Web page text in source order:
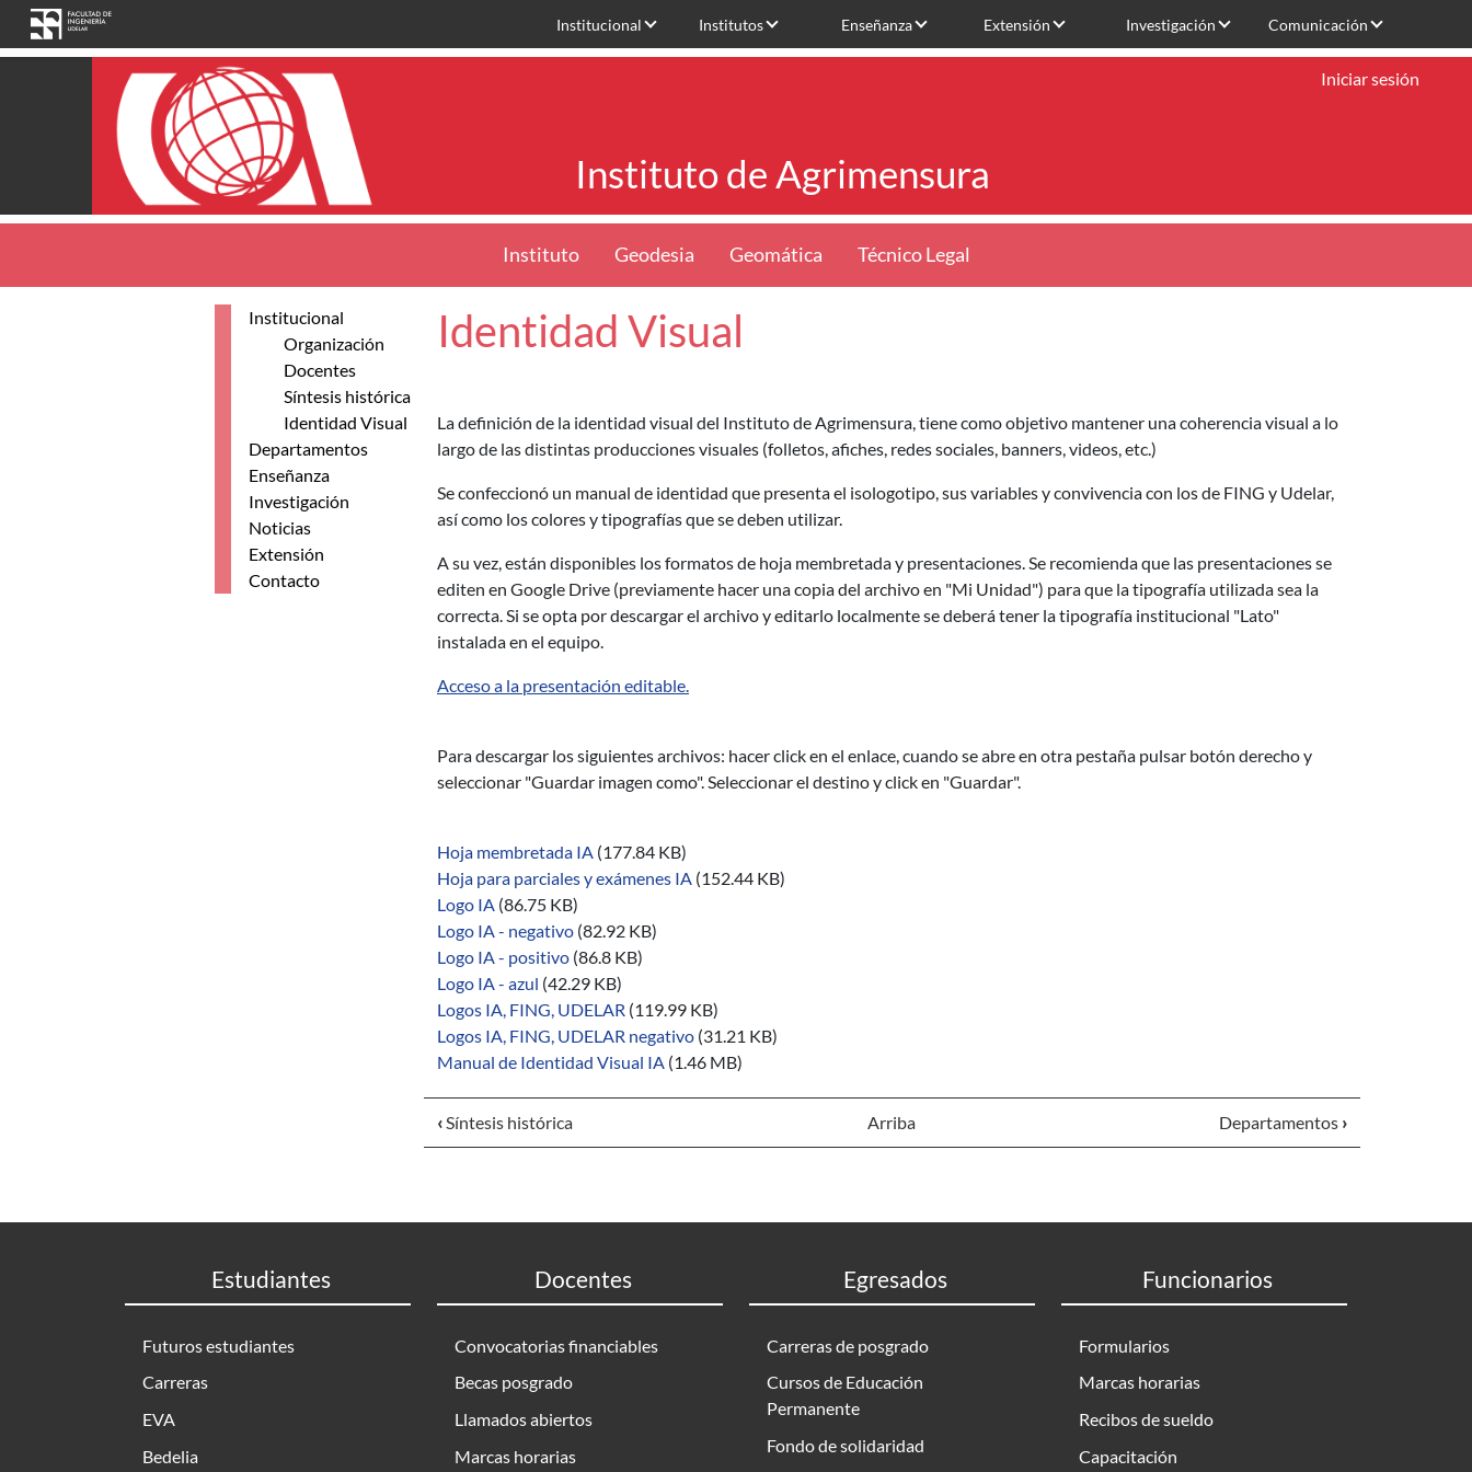
Pasar al contenido principal
Institucional Institutos Enseñanza Extensión Investigación Comunicación
Instituto de Agrimensura
Iniciar sesión
Instituto Geodesia Geomática Técnico Legal
Institucional
Organización
Docentes
Síntesis histórica
Identidad Visual
Departamentos
Enseñanza
Investigación
Noticias
Extensión
Contacto
Identidad Visual
La definición de la identidad visual del Instituto de Agrimensura, tiene como objetivo mantener una coherencia visual a lo
largo de las distintas producciones visuales (folletos, afiches, redes sociales, banners, videos, etc.)
Se confeccionó un manual de identidad que presenta el isologotipo, sus variables y convivencia con los de FING y Udelar,
así como los colores y tipografías que se deben utilizar.
A su vez, están disponibles los formatos de hoja membretada y presentaciones. Se recomienda que las presentaciones se
editen en Google Drive (previamente hacer una copia del archivo en "Mi Unidad") para que la tipografía utilizada sea la
correcta. Si se opta por descargar el archivo y editarlo localmente se deberá tener la tipografía institucional "Lato"
instalada en el equipo.
Acceso a la presentación editable.
Para descargar los siguientes archivos: hacer click en el enlace, cuando se abre en otra pestaña pulsar botón derecho y
seleccionar "Guardar imagen como". Seleccionar el destino y click en "Guardar".
Hoja membretada IA (177.84 KB)
Hoja para parciales y exámenes IA (152.44 KB)
Logo IA (86.75 KB)
Logo IA - negativo (82.92 KB)
Logo IA - positivo (86.8 KB)
Logo IA - azul (42.29 KB)
Logos IA, FING, UDELAR (119.99 KB)
Logos IA, FING, UDELAR negativo (31.21 KB)
Manual de Identidad Visual IA (1.46 MB)
‹Síntesis histórica Arriba Departamentos ›
Estudiantes
Futuros estudiantes
Carreras
EVA
Bedelia
Docentes
Convocatorias financiables
Becas posgrado
Llamados abiertos
Marcas horarias
Egresados
Carreras de posgrado
Cursos de Educación
Permanente
Fondo de solidaridad
Funcionarios
Formularios
Marcas horarias
Recibos de sueldo
Capacitación